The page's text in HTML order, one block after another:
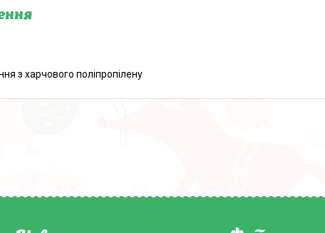
з харчового поліпропілену